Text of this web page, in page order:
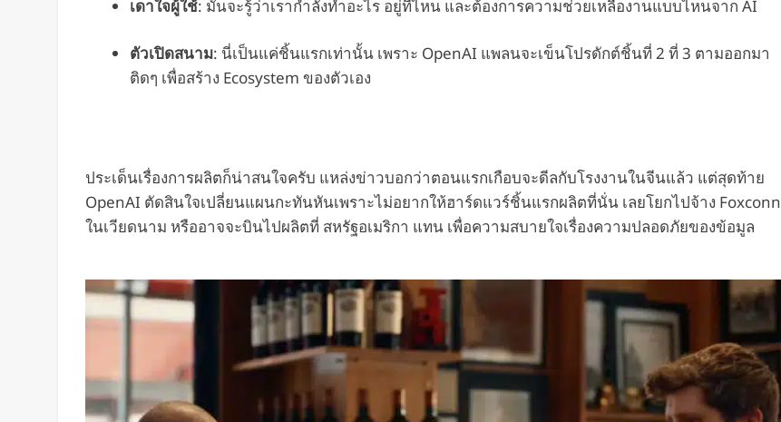
เดาใจผู้ใช้: มันจะรู้ว่าเรากำลังทำอะไร อยู่ที่ไหน และต้องการความช่วยเหลืองานแบบไหนจาก AI
ตัวเปิดสนาม: นี่เป็นแค่ชิ้นแรกเท่านั้น เพราะ OpenAI แพลนจะเข็นโปรดักต์ชิ้นที่ 2 ที่ 3 ตามออกมา
ติดๆ เพื่อสร้าง Ecosystem ของตัวเอง
ประเด็นเรื่องการผลิตก็น่าสนใจครับ แหล่งข่าวบอกว่าตอนแรกเกือบจะดีลกับโรงงานในจีนแล้ว แต่สุดท้าย
OpenAI ตัดสินใจเปลี่ยนแผนกะทันหันเพราะไม่อยากให้ฮาร์ดแวร์ชิ้นแรกผลิตที่นั่น เลยโยกไปจ้าง Foxconn
ในเวียดนาม หรืออาจจะบินไปผลิตที่ สหรัฐอเมริกา แทน เพื่อความสบายใจเรื่องความปลอดภัยของข้อมูล